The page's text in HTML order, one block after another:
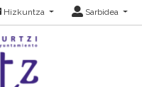
Hizkuntza Sarbidea